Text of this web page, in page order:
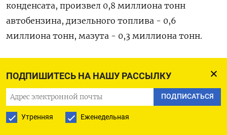
конденсата, произвел 0,8 миллиона тонн
автобензина, дизельного топлива - 0,6
миллиона тонн, мазута - 0,3 миллиона тонн.
- НПЗ Орскнефтеоргсинтез компании
Фортеинвест полностью остановил переработку
нефтяного сырья 10 ноября ориентировочно на
ПОДПИШИТЕСЬ НА НАШУ РАССЫЛКУ
ПОДПИСАТЬСЯ
Утренняя Еженедельная